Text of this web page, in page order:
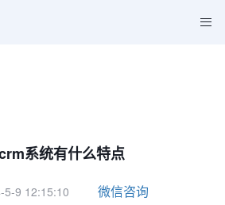
系统有什么特点
5-9 12:15:10 微信咨询